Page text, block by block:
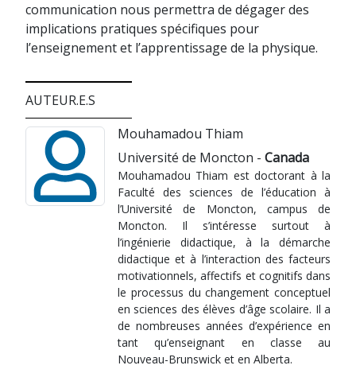
communication nous permettra de dégager des
implications pratiques spécifiques pour
l’enseignement et l’apprentissage de la physique.
AUTEUR.E.S
Mouhamadou Thiam
Université de Moncton - Canada
Mouhamadou Thiam est doctorant à la
Faculté des sciences de l’éducation à
l’Université de Moncton, campus de
Moncton. Il s’intéresse surtout à
l’ingénierie didactique, à la démarche
didactique et à l’interaction des facteurs
motivationnels, affectifs et cognitifs dans
le processus du changement conceptuel
en sciences des élèves d’âge scolaire. Il a
de nombreuses années d’expérience en
tant qu’enseignant en classe au
Nouveau-Brunswick et en Alberta.